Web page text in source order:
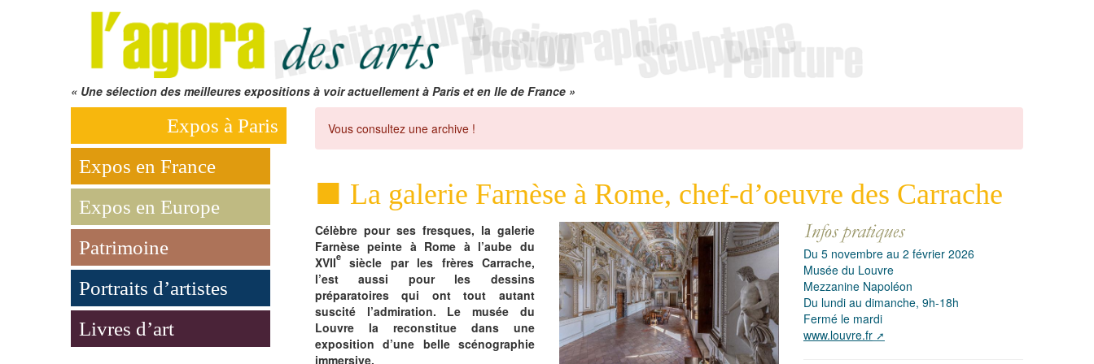
« Une sélection des meilleures expositions à voir actuellement à Paris et en Ile de France »
Expos à Paris
Expos en France
Expos en Europe
Patrimoine
Portraits d’artistes
Livres d’art
Vous consultez une archive !
La galerie Farnèse à Rome, chef-d’oeuvre des Carrache
Célèbre pour ses fresques, la galerie
Farnèse peinte à Rome à l’aube du
XVIIe
siècle par les frères Carrache,
l’est aussi pour les dessins
préparatoires qui ont tout autant
suscité l’admiration. Le musée du
Louvre la reconstitue dans une
exposition d’une belle scénographie
immersive.
Du 5 novembre au 2 février 2026
Musée du Louvre
Mezzanine Napoléon
Du lundi au dimanche, 9h-18h
Fermé le mardi
www.louvre.fr